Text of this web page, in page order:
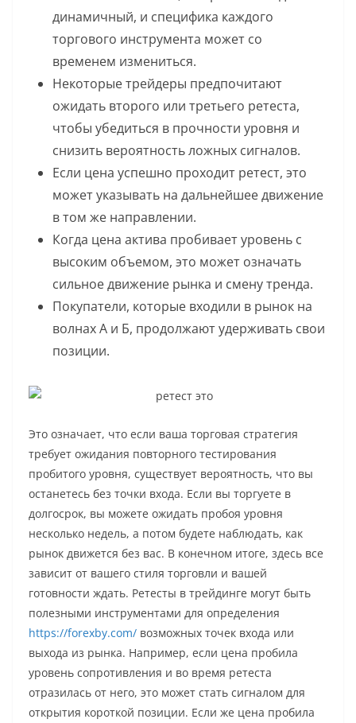
динамичный, и специфика каждого
торгового инструмента может со
временем измениться.
Некоторые трейдеры предпочитают
ожидать второго или третьего ретеста,
чтобы убедиться в прочности уровня и
снизить вероятность ложных сигналов.
Если цена успешно проходит ретест, это
может указывать на дальнейшее движение
в том же направлении.
Когда цена актива пробивает уровень с
высоким объемом, это может означать
сильное движение рынка и смену тренда.
Покупатели, которые входили в рынок на
волнах А и Б, продолжают удерживать свои
позиции.
Это означает, что если ваша торговая стратегия
требует ожидания повторного тестирования
пробитого уровня, существует вероятность, что вы
останетесь без точки входа. Если вы торгуете в
долгосрок, вы можете ожидать пробоя уровня
несколько недель, а потом будете наблюдать, как
рынок движется без вас. В конечном итоге, здесь все
зависит от вашего стиля торговли и вашей
готовности ждать. Ретесты в трейдинге могут быть
полезными инструментами для определения
https://forexby.com/ возможных точек входа или
выхода из рынка. Например, если цена пробила
уровень сопротивления и во время ретеста
отразилась от него, это может стать сигналом для
открытия короткой позиции. Если же цена пробила